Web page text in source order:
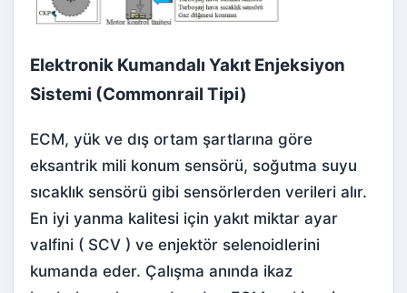
Elektronik Kumandalı Yakıt Enjeksiyon
Sistemi (Commonrail Tipi)
ECM, yük ve dış ortam şartlarına göre
eksantrik mili konum sensörü, soğutma suyu
sıcaklık sensörü gibi sensörlerden verileri alır.
En iyi yanma kalitesi için yakıt miktar ayar
valfini ( SCV ) ve enjektör selenoidlerini
kumanda eder. Çalışma anında ikaz